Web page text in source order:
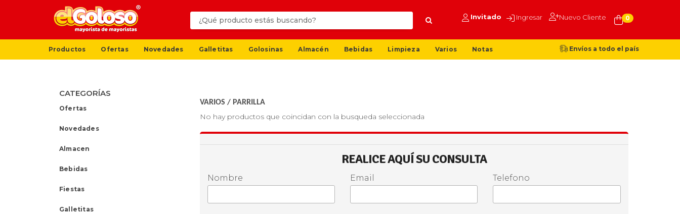
Invitado Ingresar Nuevo Cliente 0
Productos Ofertas Novedades Galletitas Golosinas Almacén Bebidas Limpieza Varios Notas Envíos a todo el país
CATEGORÍAS
Ofertas
Novedades
Almacen
Bebidas
Fiestas
Galletitas
VARIOS / PARRILLA
No hay productos que coincidan con la busqueda seleccionada
REALICE AQUÍ SU CONSULTA
Nombre Email Telefono